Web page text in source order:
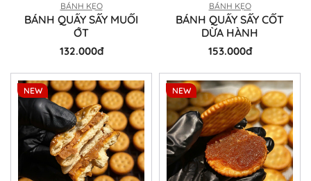
BÁNH KẸO
BÁNH QUẨY SẤY MUỐI
ỚT
132.000đ
BÁNH KẸO
BÁNH QUẨY SẤY CỐT
DỪA HÀNH
153.000đ
NEW NEW